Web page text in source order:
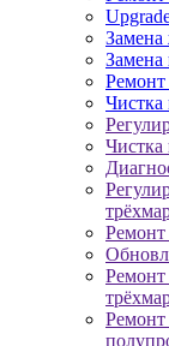
Замена
Замена
Ремонт
Чистка
Чистка
Ремонт
Ремонт
Ремонт